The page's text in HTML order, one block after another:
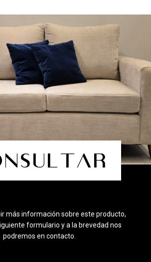
más información sobre este producto,
formulario y a la brevedad nos
podremos en contacto.